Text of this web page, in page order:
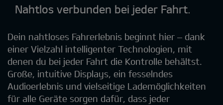
Nahtlos verbunden bei jeder Fahrt.
Dein nahtloses Fahrerlebnis beginnt hier – dank
einer Vielzahl intelligenter Technologien, mit
denen du bei jeder Fahrt die Kontrolle behältst.
Große, intuitive Displays, ein fesselndes
Audioerlebnis und vielseitige Lademöglichkeiten
für alle Geräte sorgen dafür, dass jeder